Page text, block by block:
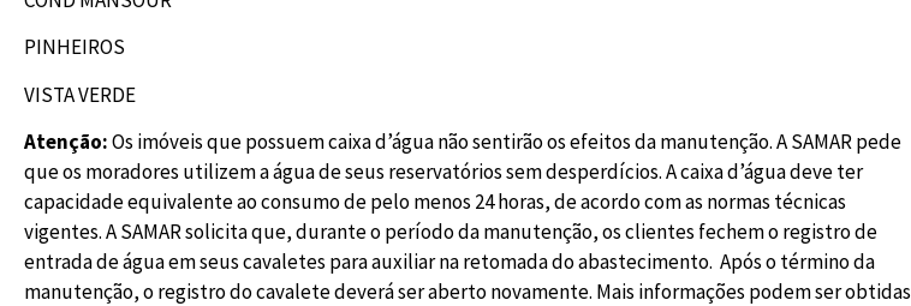
PINHEIROS
VISTA VERDE
Atenção:Os imóveis que possuem caixa d’água não sentirão os efeitos da manutenção. A SAMAR pede
que os moradores utilizem a água de seus reservatórios sem desperdícios. A caixa d’água deve ter
capacidade equivalente ao consumo de pelo menos 24 horas, de acordo com as normas técnicas
vigentes. A SAMAR solicita que, durante o período da manutenção, os clientes fechem o registro de
entrada de água em seus cavaletes para auxiliar na retomada do abastecimento. Após o término da
manutenção, o registro do cavalete deverá ser aberto novamente. Mais informações podem ser obtidas